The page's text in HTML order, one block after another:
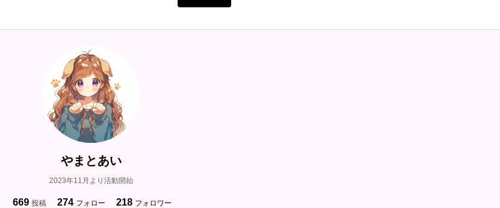
やまとあい
2023年11月より活動開始
669 投稿 274 フォロー 218 フォロワー